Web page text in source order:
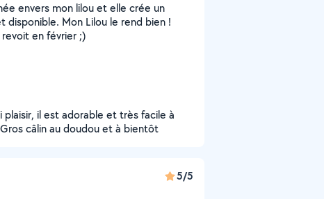
envers mon lilou et elle crée un
disponible. Mon Lilou le rend bien !
en février ;)
il est adorable et très facile à
câlin au doudou et à bientôt
5/5